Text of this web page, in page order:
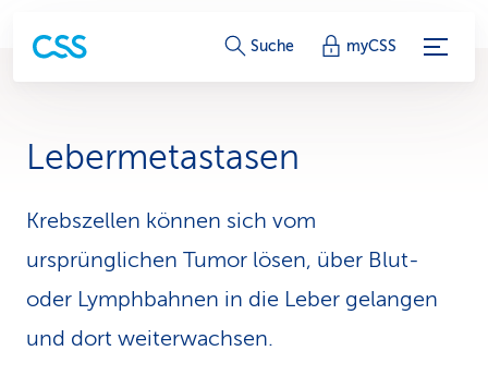
S
i
c
e
-
Suche myCSS
Lebermetastasen
Krebszellen können sich vom
ursprünglichen Tumor lösen, über Blut-
oder Lymphbahnen in die Leber gelangen
und dort weiterwachsen.